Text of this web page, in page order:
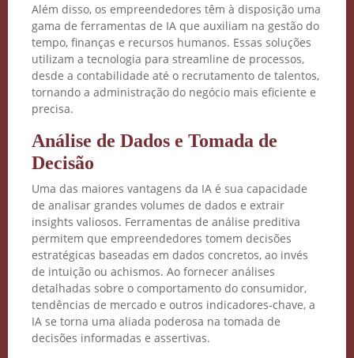
Além disso, os empreendedores têm à disposição uma
gama de ferramentas de IA que auxiliam na gestão do
tempo, finanças e recursos humanos. Essas soluções
utilizam a tecnologia para streamline de processos,
desde a contabilidade até o recrutamento de talentos,
tornando a administração do negócio mais eficiente e
precisa.
Análise de Dados e Tomada de
Decisão
Uma das maiores vantagens da IA é sua capacidade
de analisar grandes volumes de dados e extrair
insights valiosos. Ferramentas de análise preditiva
permitem que empreendedores tomem decisões
estratégicas baseadas em dados concretos, ao invés
de intuição ou achismos. Ao fornecer análises
detalhadas sobre o comportamento do consumidor,
tendências de mercado e outros indicadores-chave, a
IA se torna uma aliada poderosa na tomada de
decisões informadas e assertivas.